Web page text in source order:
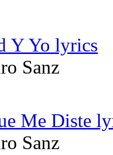
Y Yo lyrics
Sanz
Me Diste
Sanz